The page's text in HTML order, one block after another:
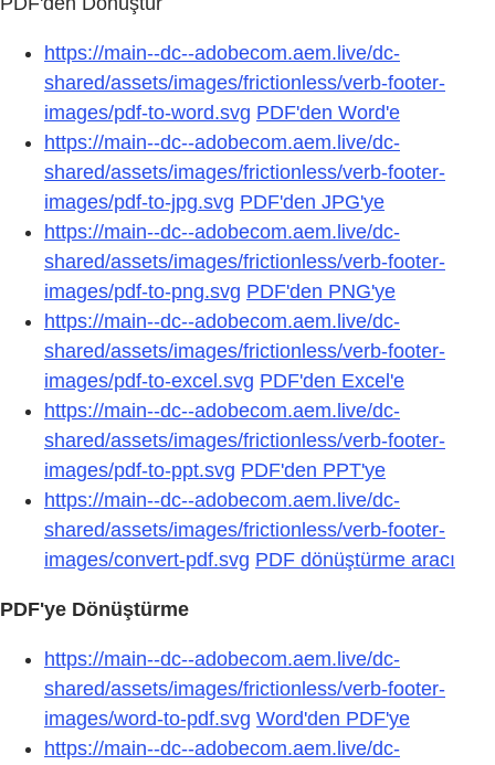
https://main--dc--adobecom.aem.live/dc-
shared/assets/images/frictionless/verb-footer-
images/pdf-to-word.svg PDF'den Word'e
https://main--dc--adobecom.aem.live/dc-
shared/assets/images/frictionless/verb-footer-
images/pdf-to-jpg.svg PDF'den JPG'ye
https://main--dc--adobecom.aem.live/dc-
shared/assets/images/frictionless/verb-footer-
images/pdf-to-png.svg PDF'den PNG'ye
https://main--dc--adobecom.aem.live/dc-
shared/assets/images/frictionless/verb-footer-
images/pdf-to-excel.svg PDF'den Excel'e
https://main--dc--adobecom.aem.live/dc-
shared/assets/images/frictionless/verb-footer-
images/pdf-to-ppt.svg PDF'den PPT'ye
https://main--dc--adobecom.aem.live/dc-
shared/assets/images/frictionless/verb-footer-
images/convert-pdf.svg PDF dönüştürme aracı
PDF'ye Dönüştürme
https://main--dc--adobecom.aem.live/dc-
shared/assets/images/frictionless/verb-footer-
images/word-to-pdf.svg Word'den PDF'ye
https://main--dc--adobecom.aem.live/dc-